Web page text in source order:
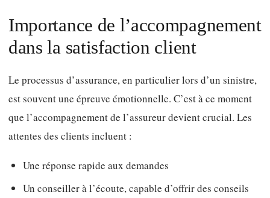
Importance de l’accompagnement
dans la satisfaction client
Le processus d’assurance, en particulier lors d’un sinistre,
est souvent une épreuve émotionnelle. C’est à ce moment
que l’accompagnement de l’assureur devient crucial. Les
attentes des clients incluent :
Une réponse rapide aux demandes
Un conseiller à l’écoute, capable d’offrir des conseils